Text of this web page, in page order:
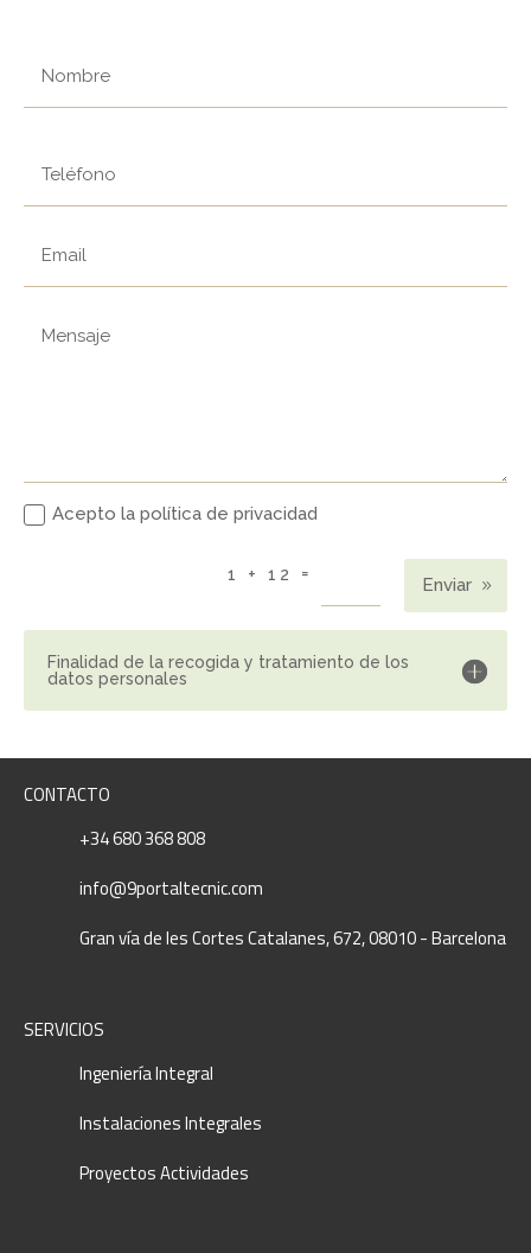
Acepto la política de privacidad
1 + 12 =
Enviar
Finalidad de la recogida y tratamiento de los
datos personales
CONTACTO
+34 680 368 808
info@9portaltecnic.com
Gran vía de les Cortes Catalanes, 672, 08010 - Barcelona
SERVICIOS
Ingeniería Integral
Instalaciones Integrales
Proyectos Actividades